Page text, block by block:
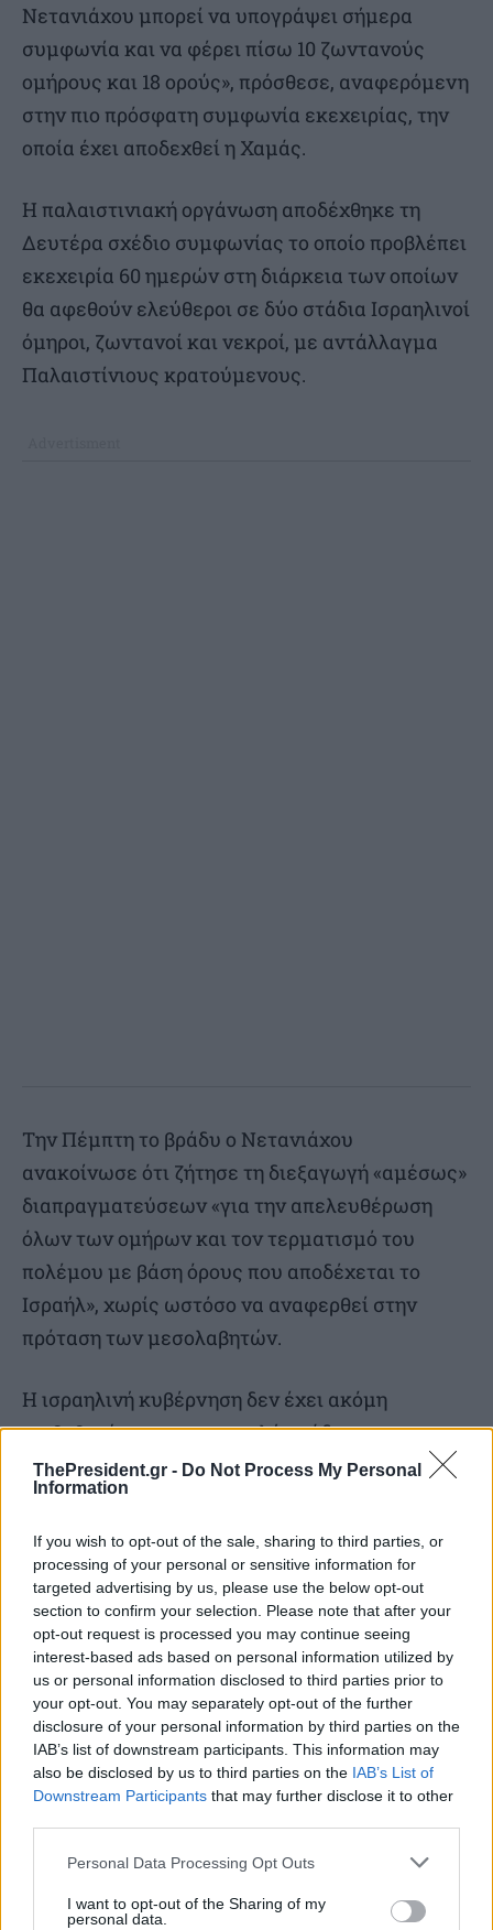
ThePresident.gr - Do Not Process My Personal
Information
If you wish to opt-out of the sale, sharing to third parties, or
processing of your personal or sensitive information for
targeted advertising by us, please use the below opt-out
section to confirm your selection. Please note that after your
opt-out request is processed you may continue seeing
interest-based ads based on personal information utilized by
us or personal information disclosed to third parties prior to
your opt-out. You may separately opt-out of the further
disclosure of your personal information by third parties on the
IAB’s list of downstream participants. This information may
also be disclosed by us to third parties on the IAB’s List of
Downstream Participants that may further disclose it to other
Personal Data Processing Opt Outs
I want to opt-out of the Sharing of my
personal data.
Νετανιάχου μπορεί να υπογράψει σήμερα
συμφωνία και να φέρει πίσω 10 ζωντανούς
ομήρους και 18 ορούς», πρόσθεσε, αναφερόμενη
στην πιο πρόσφατη συμφωνία εκεχειρίας, την
οποία έχει αποδεχθεί η Χαμάς.
Η παλαιστινιακή οργάνωση αποδέχθηκε τη
Δευτέρα σχέδιο συμφωνίας το οποίο προβλέπει
εκεχειρία 60 ημερών στη διάρκεια των οποίων
θα αφεθούν ελεύθεροι σε δύο στάδια Ισραηλινοί
όμηροι, ζωντανοί και νεκροί, με αντάλλαγμα
Παλαιστίνιους κρατούμενους.
Την Πέμπτη το βράδυ ο Νετανιάχου
ανακοίνωσε ότι ζήτησε τη διεξαγωγή «αμέσως»
διαπραγματεύσεων «για την απελευθέρωση
όλων των ομήρων και τον τερματισμό του
πολέμου με βάση όρους που αποδέχεται το
Ισραήλ», χωρίς ωστόσο να αναφερθεί στην
πρόταση των μεσολαβητών.
Η ισραηλινή κυβέρνηση δεν έχει ακόμη
επιβεβαιώσει την αποστολή ομάδας
διαπραγματευτών για έναν νέο κύκλο
συνομιλιών.
TAGS Ισραήλ
Μπενιαμίν Νετανιάχου
SOURCE
ΑΠΕ-ΜΠΕ
Διαβάστε επίσης